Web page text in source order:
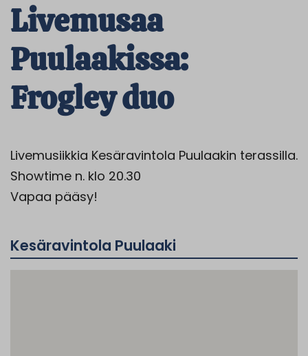
Livemusaa
Puulaakissa:
Frogley duo
Livemusiikkia Kesäravintola Puulaakin terassilla.
Showtime n. klo 20.30
Vapaa pääsy!
Kesäravintola Puulaaki